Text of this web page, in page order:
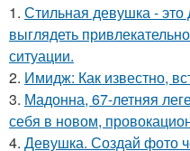
1. Стильная девушка - это
выглядеть
ситуации.
2. Имидж: Как известно,
3. Мадонна, 67-летняя
себя в новом,
4. Девушка. Создай фото